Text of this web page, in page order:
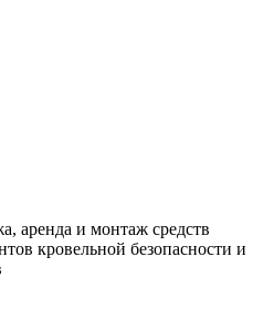
аренда и монтаж средств
кровельной безопасности и